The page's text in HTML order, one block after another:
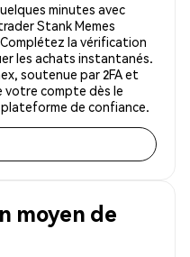
minutes avec
Stank Memes
la vérification
les achats instantanés.
soutenue par 2FA et
votre compte dès le
de confiance.
moyen de